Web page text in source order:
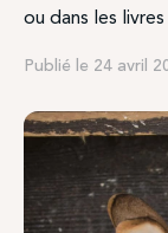
ou dans les
Publié le 24 avril